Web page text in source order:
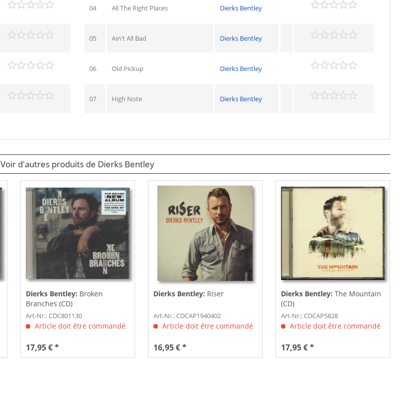
04 All The Right Places Dierks Bentley
05 Ain't All Bad Dierks Bentley
06 Old Pickup Dierks Bentley
07 High Note Dierks Bentley
Voir d'autres produits de Dierks Bentley
Dierks Bentley: Broken
Branches (CD)
Art-Nr.: CDC801130
Article doit être commandé
17,95 € *
Dierks Bentley: Riser
Art-Nr.: CDCAP1940402
Article doit être commandé
16,95 € *
Dierks Bentley: The Mountain
(CD)
Art-Nr.: CDCAP5828
Article doit être commandé
17,95 € *